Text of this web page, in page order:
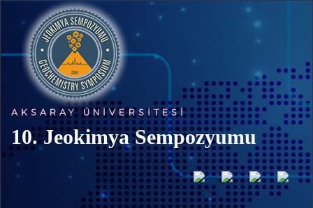
AKSARAY ÜNIVERSITESI
10. Jeokimya Sempozyumu